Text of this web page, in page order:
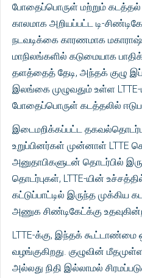
போதைப்பொருள் மற்றும்
காலமாக அறியப்பட்ட டி-
நடவடிக்கை காரணமாக
மாநிலங்களில் கடுமையாக
தளத்தைத் தேடி, அந்தக் குழு
இலங்கை முழுவதும் உள்ள
போதைப்பொருள் கடத்தலில்
இடைமறிக்கப்பட்ட
உறுப்பினர்கள் முன்னாள் LTTE
அனுதாபிகளுடன் தொடர்பில்
தொடர்புகள், LTTE-யின்
கட்டுப்பாட்டில் இருந்த முக்கிய
அணுக சிண்டிகேட்க்கு
LTTE-க்கு, இந்தக் கூட்டாண்மை
வழங்குகிறது. குழுவின்
அல்லது நிதி இல்லாமல்